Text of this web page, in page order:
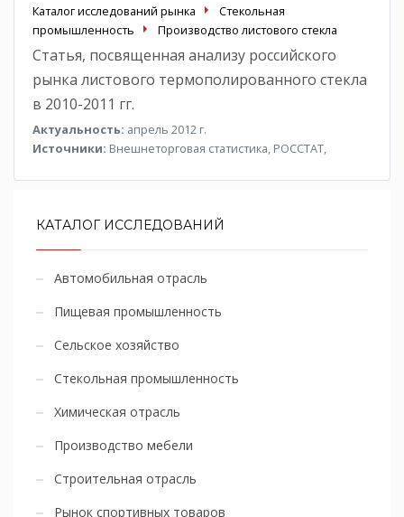
Каталог исследований рынка
Стекольная
промышленность
Производство листового стекла
Статья, посвященная анализу российского
рынка листового термополированного стекла
в 2010-2011 гг.
Актуальность: апрель 2012 г.
Источники: Внешнеторговая статистика, РОССТАТ,
КАТАЛОГ ИССЛЕДОВАНИЙ
Автомобильная отрасль
Пищевая промышленность
Сельское хозяйство
Стекольная промышленность
Химическая отрасль
Производство мебели
Строительная отрасль
Рынок спортивных товаров